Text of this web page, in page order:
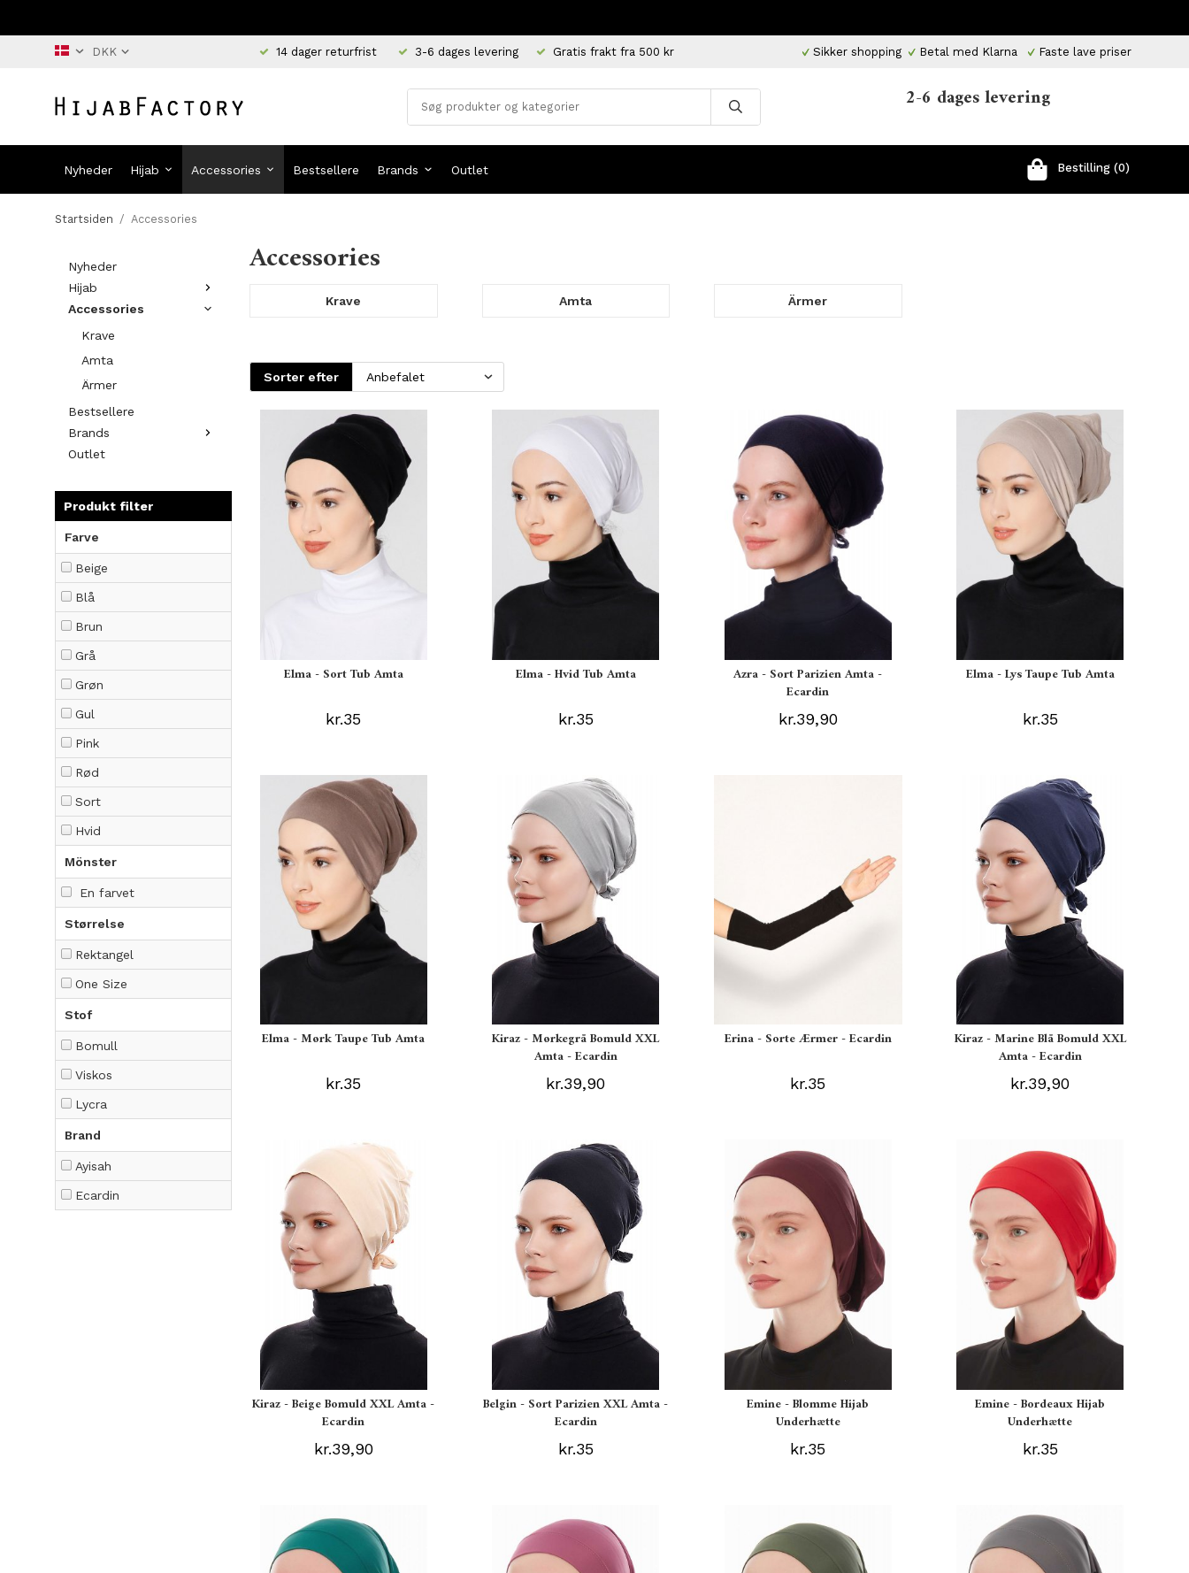
14 dager returfrist 3-6 dages levering Gratis frakt fra 500 kr Sikker shopping Betal med Klarna Faste lave priser
2-6 dages levering
Nyheder Hijab Accessories Bestsellere Brands Outlet Bestilling (0)
Startsiden / Accessories
Nyheder
Hijab
Accessories
Krave
Amta
Ärmer
Bestsellere
Brands
Outlet
Produkt filter
Farve
Beige
Blå
Brun
Grå
Grøn
Gul
Pink
Rød
Sort
Hvid
Mönster
En farvet
Størrelse
Rektangel
One Size
Stof
Bomull
Viskos
Lycra
Brand
Ayisah
Ecardin
Accessories
Krave Amta Ärmer
Sorter efter
Elma - Sort Tub Amta
kr.35
Elma - Hvid Tub Amta
kr.35
Azra - Sort Parizien Amta -
Ecardin
kr.39,90
Elma - Lys Taupe Tub Amta
kr.35
Elma - Mørk Taupe Tub Amta
kr.35
Kiraz - Mørkegrå Bomuld XXL
Amta - Ecardin
kr.39,90
Erina - Sorte Ærmer - Ecardin
kr.35
Kiraz - Marine Blå Bomuld XXL
Amta - Ecardin
kr.39,90
Kiraz - Beige Bomuld XXL Amta -
Ecardin
kr.39,90
Belgin - Sort Parizien XXL Amta -
Ecardin
kr.35
Emine - Blomme Hijab
Underhætte
kr.35
Emine - Bordeaux Hijab
Underhætte
kr.35